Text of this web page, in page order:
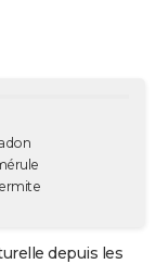
depuis les